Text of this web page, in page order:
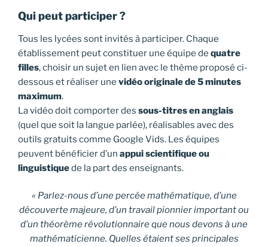
Qui peut participer ?
Tous les lycées sont invités à participer. Chaque
établissement peut constituer une équipe de quatre
filles, choisir un sujet en lien avec le thème proposé ci-
dessous et réaliser une vidéo originale de 5 minutes
maximum.
La vidéo doit comporter des sous-titres en anglais
(quel que soit la langue parlée), réalisables avec des
outils gratuits comme Google Vids. Les équipes
peuvent bénéficier d’un appui scientifique ou
linguistiquede la part des enseignants.
« Parlez-nous d’une percée mathématique, d’une
découverte majeure, d’un travail pionnier important ou
d’un théorème révolutionnaire que nous devons à une
mathématicienne. Quelles étaient ses principales